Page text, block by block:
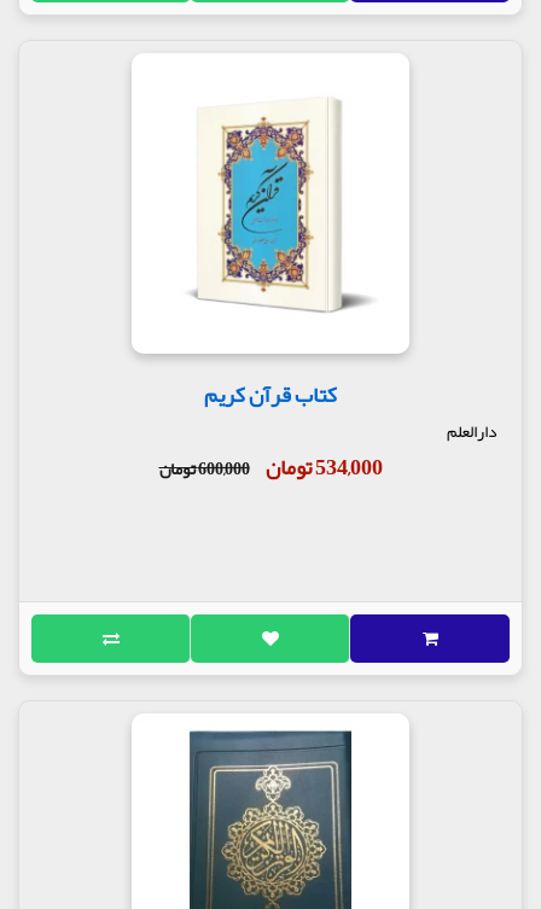
که منم الله.
مترجم : حجت الاسلام سید کاظم ارفع
ناشر : انتشارات مظفر
کتاب قرآن کریم
دارالعلم
534,000 تومان 600,000 تومان